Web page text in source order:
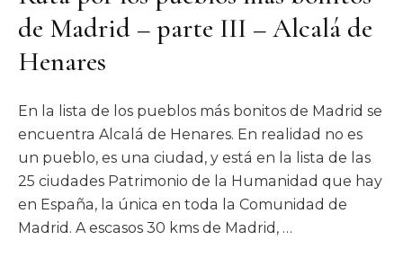
de Madrid – parte III – Alcalá de
Henares
En la lista de los pueblos más bonitos de Madrid se
encuentra Alcalá de Henares. En realidad no es
un pueblo, es una ciudad, y está en la lista de las
25 ciudades Patrimonio de la Humanidad que hay
en España, la única en toda la Comunidad de
Madrid. A escasos 30 kms de Madrid, …